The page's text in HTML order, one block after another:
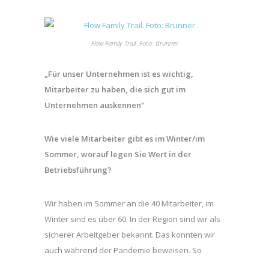
Flow Family Trail. Foto: Brunner
„Für unser Unternehmen ist es wichtig,
Mitarbeiter zu haben, die sich gut im
Unternehmen auskennen“
Wie viele Mitarbeiter gibt es im Winter/im
Sommer, worauf legen Sie Wert in der
Betriebsführung?
Wir haben im Sommer an die 40 Mitarbeiter, im
Winter sind es über 60. In der Region sind wir als
sicherer Arbeitgeber bekannt. Das konnten wir
auch während der Pandemie beweisen. So